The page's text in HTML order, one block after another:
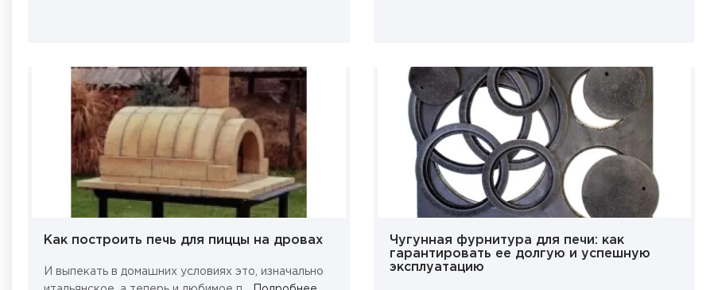
Как построить печь для пиццы на дровах
И выпекать в домашних условиях это, изначально
Чугунная фурнитура для печи: как
гарантировать ее долгую и успешную
эксплуатацию